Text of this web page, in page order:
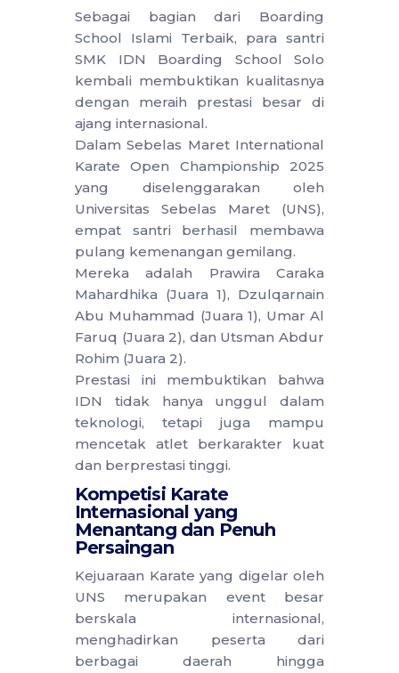
Sebagai bagian dari Boarding
School Islami Terbaik, para santri
SMK IDN Boarding School Solo
kembali membuktikan kualitasnya
dengan meraih prestasi besar di
ajang internasional.
Dalam Sebelas Maret International
Karate Open Championship 2025
yang diselenggarakan oleh
Universitas Sebelas Maret (UNS),
empat santri berhasil membawa
pulang kemenangan gemilang.
Mereka adalah Prawira Caraka
Mahardhika (Juara 1), Dzulqarnain
Abu Muhammad (Juara 1), Umar Al
Faruq (Juara 2), dan Utsman Abdur
Rohim (Juara 2).
Prestasi ini membuktikan bahwa
IDN tidak hanya unggul dalam
teknologi, tetapi juga mampu
mencetak atlet berkarakter kuat
dan berprestasi tinggi.
Kompetisi Karate
Internasional yang
Menantang dan Penuh
Persaingan
Kejuaraan Karate yang digelar oleh
UNS merupakan event besar
berskala internasional,
menghadirkan peserta dari
berbagai daerah hingga